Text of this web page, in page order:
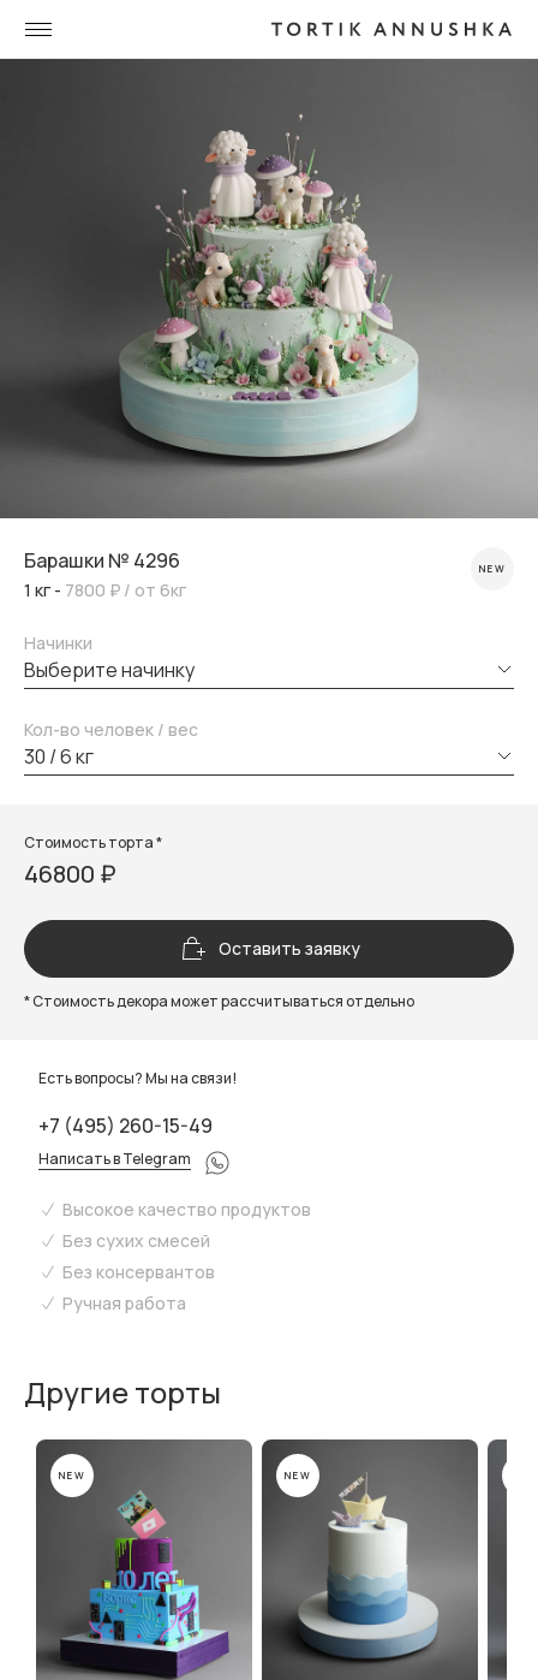
Барашки № 4296
1 кг - 7800 ₽ / от 6кг
NEW
Начинки
выберите начинку
Кол-во человек / вес
30 / 6 кг
Стоимость торта *
46800 ₽
Оставить заявку
* Стоимость декора может рассчитываться отдельно
Есть вопросы? Мы на связи!
+7 (495) 260-15-49
Написать в Telegram
Высокое качество продуктов
Без сухих смесей
Без консервантов
Ручная работа
Другие торты
NEW NEW